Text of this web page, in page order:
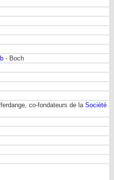
- Boch
co-fondateurs de la Société